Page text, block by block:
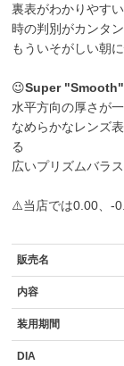
裏表がわかりやす
時の判別がカンタン
もういそがしい朝
😉Super
水平方向の厚さが
なめらかなレンズ
る
広いプリズムバラ
⚠️当店では0.00、-
販売名
内容
装用期間
DIA